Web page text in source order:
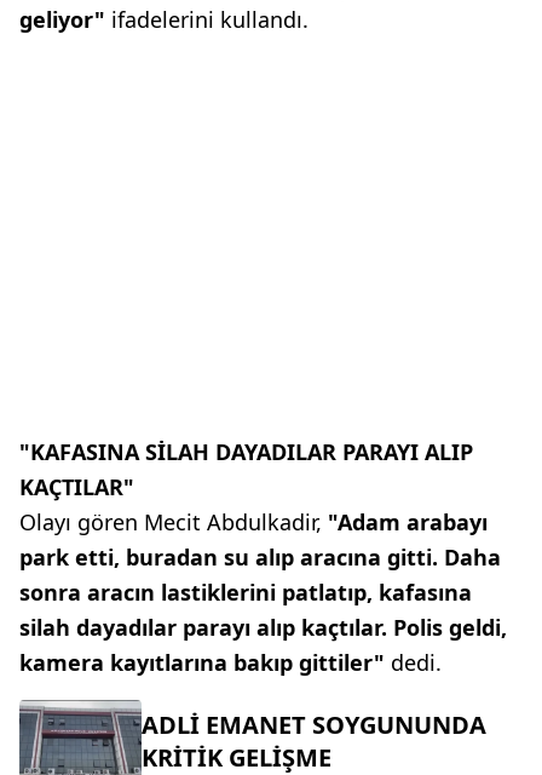
geliyor" ifadelerini kullandı.
"KAFASINA SİLAH DAYADILAR PARAYI ALIP
KAÇTILAR"
Olayı gören Mecit Abdulkadir, "Adam arabayı
park etti, buradan su alıp aracına gitti. Daha
sonra aracın lastiklerini patlatıp, kafasına
silah dayadılar parayı alıp kaçtılar. Polis geldi,
kamera kayıtlarına bakıp gittiler" dedi.
ADLİ EMANET SOYGUNUNDA
KRİTİK GELİŞME